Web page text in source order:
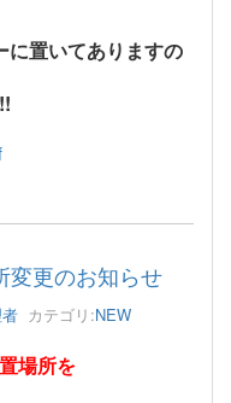
に置いてありますの
変更のお知らせ
カテゴリ:NEW
場所を